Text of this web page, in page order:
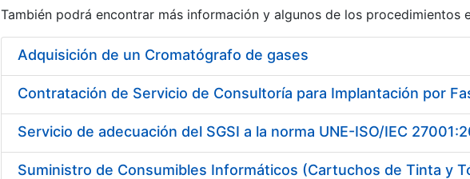
Show/Hide
También podrá encontrar más información y algunos de los procedimientos
Adquisición de un Cromatógrafo de gases
Servicio de adecuación del SGSI a la norma UNE-ISO/IEC
Suministro de Consumibles Informáticos (Cartuchos de Tinta y